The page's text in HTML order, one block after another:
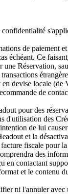
de paiement
échéant. Ce
Réservation,
devise locale
de
pour des
d'utilisation des
de lui
et la
fiscale
des
contactant
et le contenu
ni l'annuler